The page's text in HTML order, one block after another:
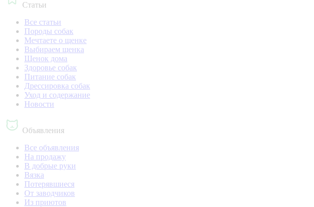
Статьи
Все статьи
Породы собак
Мечтаете о щенке
Выбираем щенка
Щенок дома
Здоровье собак
Питание собак
Дрессировка собак
Уход и содержание
Новости
Объявления
Все объявления
На продажу
В добрые руки
Вязка
Потерявшиеся
От заводчиков
Из приютов